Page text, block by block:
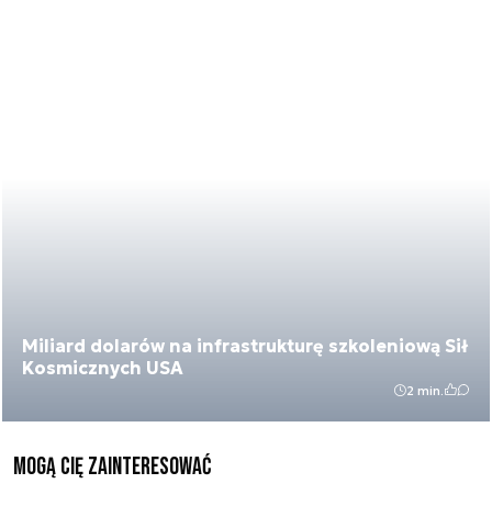
Miliard dolarów na infrastrukturę szkoleniową Sił
Kosmicznych USA
2 min.
Mogą Cię zainteresować